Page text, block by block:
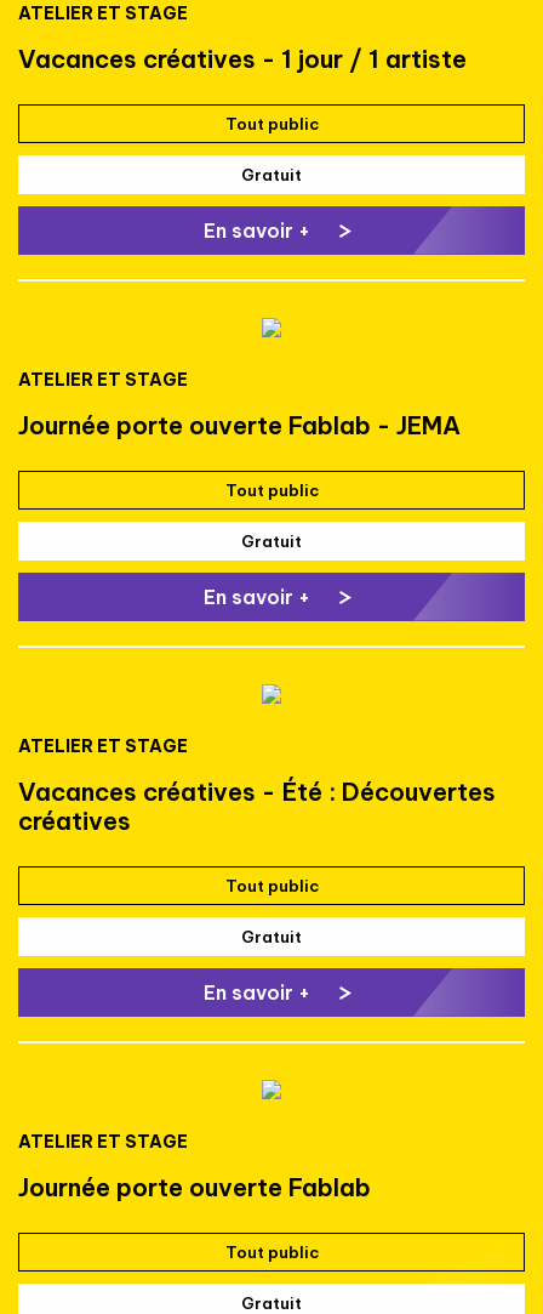
ATELIER ET STAGE
Vacances créatives - 1 jour / 1 artiste
Tout public
Gratuit
En savoir +
ATELIER ET STAGE
Journée porte ouverte Fablab - JEMA
Tout public
Gratuit
En savoir +
ATELIER ET STAGE
Vacances créatives - Été : Découvertes
créatives
Tout public
Gratuit
En savoir +
ATELIER ET STAGE
Journée porte ouverte Fablab
Tout public
Gratuit